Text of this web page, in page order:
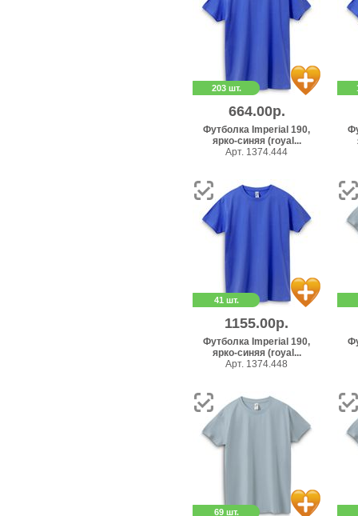
203 шт.
664.00р.
Футболка Imperial 190,
ярко-синяя (royal...
Арт. 1374.444
41 шт.
1155.00р.
Футболка Imperial 190,
ярко-синяя (royal...
Арт. 1374.448
69 шт.